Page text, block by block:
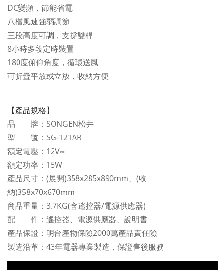
DC變頻，節能省電
八檔風速強弱調節
三段高度可調，支撐雙桿
8小時多段定時裝置
180度俯仰角度，循環送風
可折疊平放或立放，收納方便
【產品規格】
品 牌：SONGEN松井
型 號：SG-121AR
額定電壓：12V⎓
額定功率：15W
產品尺寸：(展開)358x285x890mm、(收
納)358x70x670mm
商品重量：3.7KG(含遙控器/電源供應器)
配 件：遙控器、電源供應器、說明書
產品保證：明台產物保險2000萬產品責任險
製造沿革：43年電器專業製造，保證售後服務